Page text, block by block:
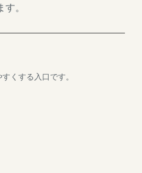
。
くする入口です。